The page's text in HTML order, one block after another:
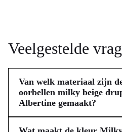
Veelgestelde
Van welk materiaal zijn
oorbellen milky beige
Albertine gemaakt?
De Swarovski oorbellen milky
Albertine zijn vervaardigd van